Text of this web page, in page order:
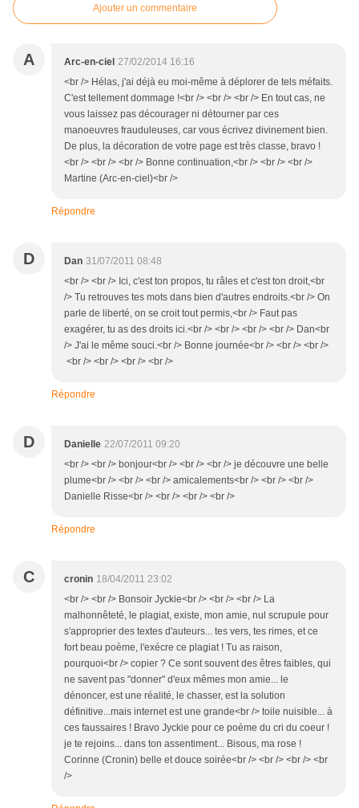
Ajouter un commentaire
A Arc-en-ciel 27/02/2014 16:16
<br /> Hélas, j'ai déjà eu moi-même à déplorer de tels méfaits.
C'est tellement dommage !<br /> <br /> <br /> En tout cas, ne
vous laissez pas décourager ni détourner par ces
manoeuvres frauduleuses, car vous écrivez divinement bien.
De plus, la décoration de votre page est très classe, bravo !
<br /> <br /> <br /> Bonne continuation,<br /> <br /> <br />
Martine (Arc-en-ciel)<br />
Répondre
D Dan 31/07/2011 08:48
<br /> <br /> Ici, c'est ton propos, tu râles et c'est ton droit,<br
/> Tu retrouves tes mots dans bien d'autres endroits.<br /> On
parle de liberté, on se croit tout permis,<br /> Faut pas
exagérer, tu as des droits ici.<br /> <br /> <br /> <br /> Dan<br
/> J'ai le même souci.<br /> Bonne journée<br /> <br /> <br />
<br /> <br /> <br /> <br />
Répondre
D Danielle 22/07/2011 09:20
<br /> <br /> bonjour<br /> <br /> <br /> je découvre une belle
plume<br /> <br /> <br /> amicalements<br /> <br /> <br />
Danielle Risse<br /> <br /> <br /> <br />
Répondre
C cronin 18/04/2011 23:02
<br /> <br /> Bonsoir Jyckie<br /> <br /> <br /> La
malhonnêteté, le plagiat, existe, mon amie, nul scrupule pour
s'approprier des textes d'auteurs... tes vers, tes rimes, et ce
fort beau poème, l'exécre ce plagiat ! Tu as raison,
pourquoi<br /> copier ? Ce sont souvent des êtres faibles, qui
ne savent pas "donner" d'eux mêmes mon amie... le
dénoncer, est une réalité, le chasser, est la solution
définitive...mais internet est une grande<br /> toile nuisible... à
ces faussaires ! Bravo Jyckie pour ce poème du cri du coeur !
je te rejoins... dans ton assentiment... Bisous, ma rose !
Corinne (Cronin) belle et douce soirée<br /> <br /> <br /> <br
/>